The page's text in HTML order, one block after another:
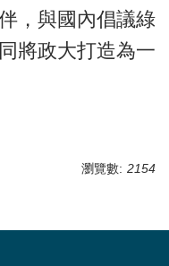
，與國內倡議綠
將政大打造為一
瀏覽數: 2154